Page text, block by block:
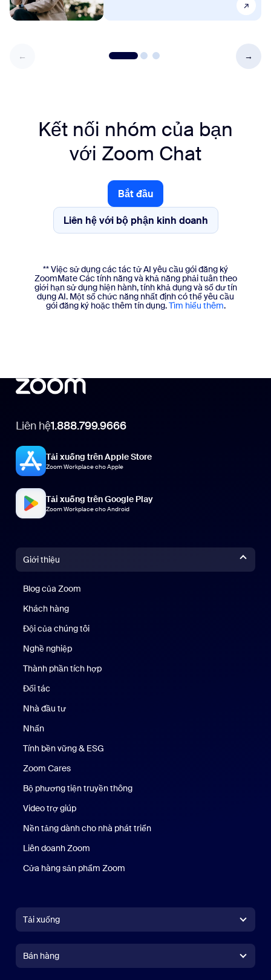
Kết nối nhóm của bạn
với Zoom Chat
Bắt đầu
Bắt đầu
Liên hệ với bộ phận kinh doanh
** Việc sử dụng các tác tử AI yêu cầu gói đăng ký
ZoomMate Các tính năng và khả năng phải tuân theo
giới hạn sử dụng hiện hành, tính khả dụng và số dư tín
dụng AI. Một số chức năng nhất định có thể yêu cầu
gói đăng ký hoặc thêm tín dụng.Tìm hiểu thêm.
Liên hệ1.888.799.9666
Tải xuống trên Apple Store
Zoom Workplace cho Apple
Tải xuống trên Google Play
Zoom Workplace cho Android
Giới thiệu
Blog của Zoom
Khách hàng
Đội của chúng tôi
Nghề nghiệp
Thành phần tích hợp
Đối tác
Nhà đầu tư
Nhấn
Tính bền vững & ESG
Zoom Cares
Bộ phương tiện truyền thông
Video trợ giúp
Nền tảng dành cho nhà phát triển
Liên doanh Zoom
Cửa hàng sản phẩm Zoom
Tải xuống
Ứng dụng Zoom RoomsỨng dụng Zoom Rooms
Bán hàng